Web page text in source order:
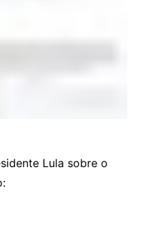
Lula sobre o